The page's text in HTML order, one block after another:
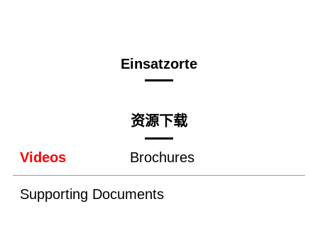
Einsatzorte
资源下载
Videos Brochures
Supporting Documents